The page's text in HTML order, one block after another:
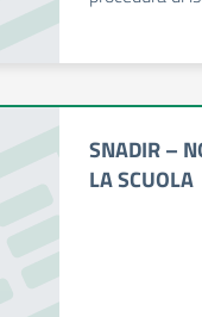
SNADIR –
LA SCUOLA